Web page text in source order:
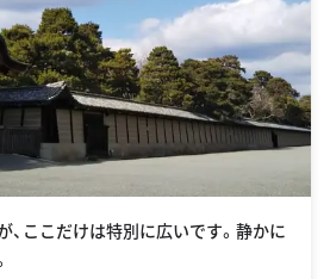
、ここだけは特別に広いです。静かに